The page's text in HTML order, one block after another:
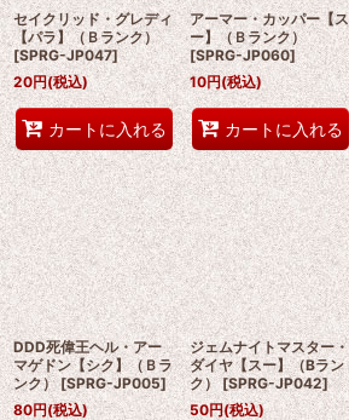
セイクリッド・グレディ
【パラ】（Ｂランク）
[SPRG-JP047]
20円(税込)
カートに入れる
アーマー・カッパー【ス
ー】（Ｂランク）
[SPRG-JP060]
10円(税込)
カートに入れる
DDD死偉王ヘル・アー
マゲドン【シク】（Ｂラ
ンク） [SPRG-JP005]
80円(税込)
ジェムナイトマスター・
ダイヤ【スー】（Bラン
ク） [SPRG-JP042]
50円(税込)